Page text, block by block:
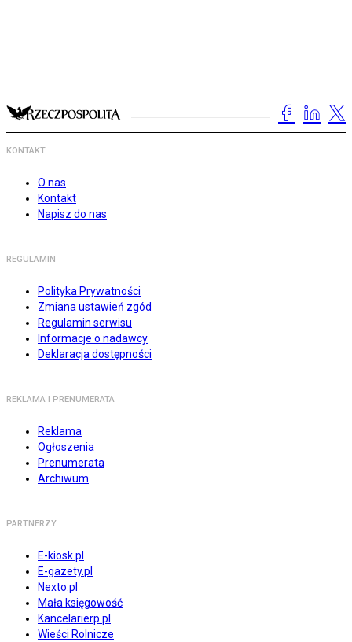
KONTAKT
O nas
Kontakt
Napisz do nas
REGULAMIN
Polityka Prywatności
Zmiana ustawień zgód
Regulamin serwisu
Informacje o nadawcy
Deklaracja dostępności
REKLAMA I PRENUMERATA
Reklama
Ogłoszenia
Prenumerata
Archiwum
PARTNERZY
E-kiosk.pl
E-gazety.pl
Nexto.pl
Mała księgowość
Kancelarierp.pl
Wieści Rolnicze